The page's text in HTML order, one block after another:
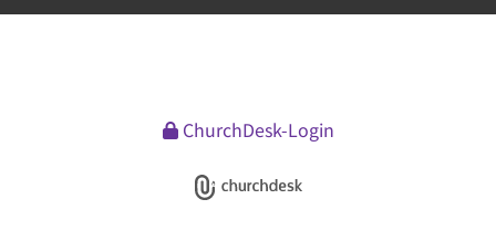
ChurchDesk-Login